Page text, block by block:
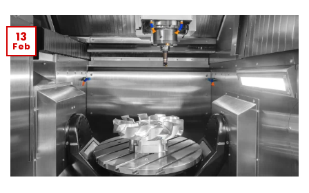
13
Feb